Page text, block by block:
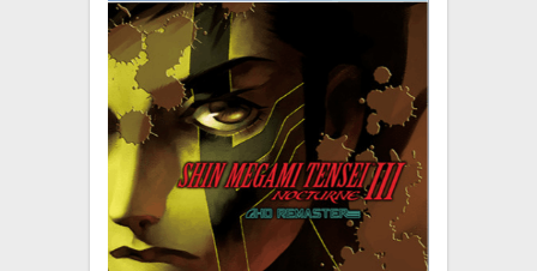
PRODEJNY
XZONE KLUB
TCG & BOARDGAME HUB
VÝKUP HER (BAZAR)